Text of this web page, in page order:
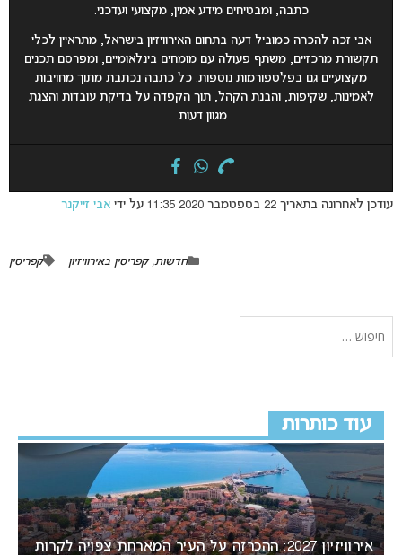
כתבה, ומבטיחים מידע אמין, מקצועי ועדכני.
אבי זכה להכרה כמוביל דעה בתחום האירוויזיון בישראל, מתראיין לכלי
תקשורת מרכזיים, משתף פעולה עם מומחים בינלאומיים, ומפרסם תכנים
מקצועיים גם בפלטפורמות נוספות. כל כתבה נכתבת מתוך מחויבות
לאמינות, שקיפות, והבנת הקהל, תוך הקפדה על בדיקת עובדות והצגת
מגוון דעות.
עודכן לאחרונה בתאריך 22 בספטמבר 2020 11:35 על ידי אבי זייקנר
חדשות,קפריסין באירוויזיון קפריסין
עוד כותרות
אירוויזיון 2027: ההכרזה על העיר המארחת צפויה לקרות